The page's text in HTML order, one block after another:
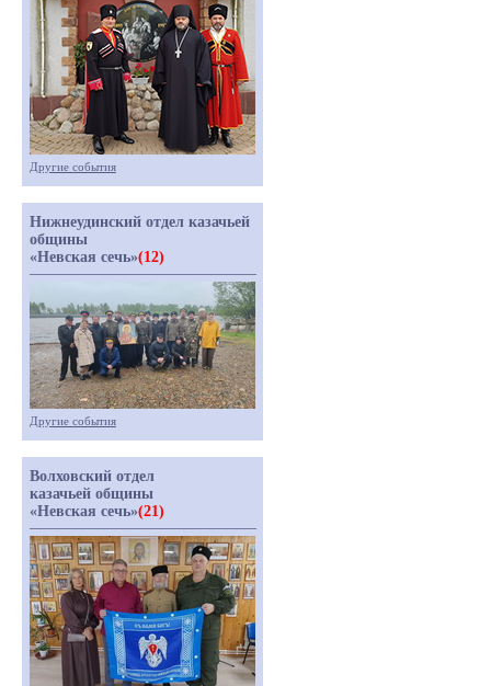
Другие события
Нижнеудинский отдел казачьей
общины
«Невская сечь»(12)
Другие события
Волховский отдел
казачьей общины
«Невская сечь»(21)